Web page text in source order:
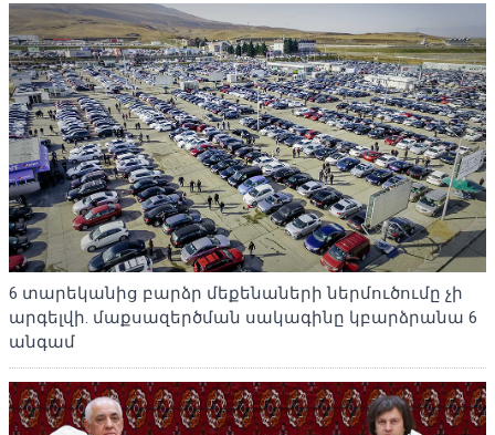
6 տարեկանից բարձր մեքենաների ներմուծումը չի
արգելվի. մաքսազերծման սակագինը կբարձրանա 6
անգամ